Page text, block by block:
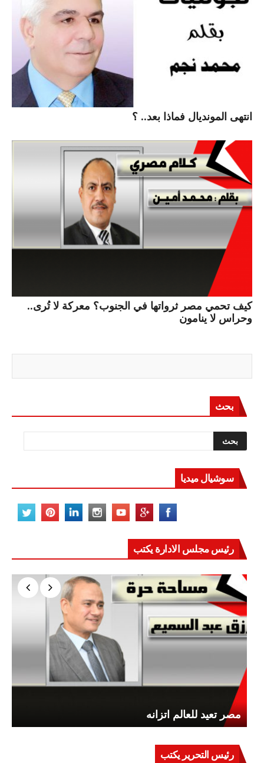
انتهى المونديال فماذا بعد.. ؟
كيف تحمي مصر ثرواتها في الجنوب؟ معركة لا تُرى..
وحراس لا ينامون
بحث
سوشيال ميديا
رئيس مجلس الادارة يكتب
مصر تعيد للعالم اتزانه
رئيس التحرير يكتب